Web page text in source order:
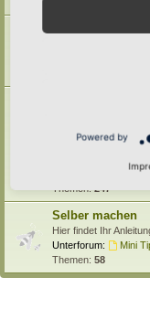
Kompostieren/
Wassermanagement,
Themen:247
Selber machen
Hier findet Ihr
Unterforum:
Mini
Themen: 58
Powered by